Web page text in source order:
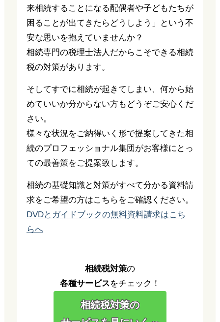
来相続することになる配偶者や子どもたちが
困ることが出てきたらどうしよう」という不
安な思いを抱えていませんか？
相続専門の税理士法人だからこそできる相続
税の対策があります。
そしてすでに相続が起きてしまい、何から始
めていいか分からない方もどうぞご安心くだ
さい。
様々な状況をご納得いく形で提案してきた相
続のプロフェッショナル集団がお客様にとっ
ての最善策をご提案致します。
相続の基礎知識と対策がすべて分かる資料請
求をご希望の方はこちらをご確認ください。
DVDとガイドブックの無料資料請求はこち
らへ
相続税対策の
各種サービスをチェック！
相続税対策の